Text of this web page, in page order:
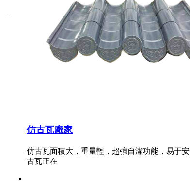
仿古瓦廠家
仿古瓦面積大，重量輕，超強自潔功能，易于
古瓦正在